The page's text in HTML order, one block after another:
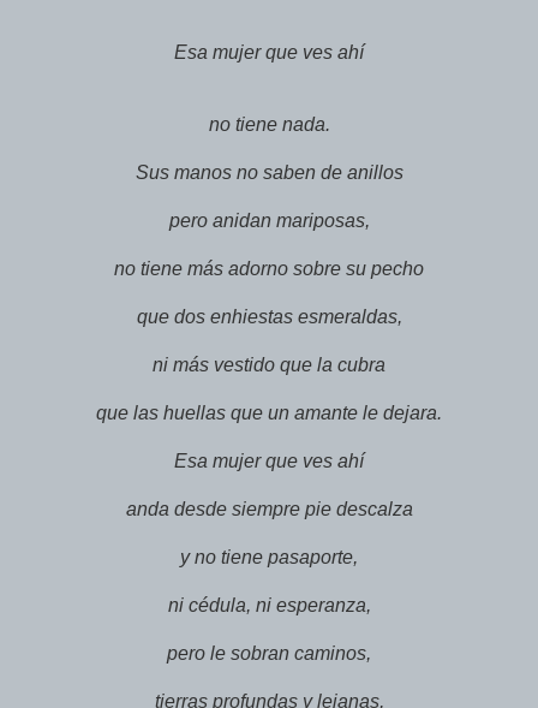
Esa mujer que ves ahí
no tiene nada.
Sus manos no saben de anillos
pero anidan mariposas,
no tiene más adorno sobre su pecho
que dos enhiestas esmeraldas,
ni más vestido que la cubra
que las huellas que un amante le dejara.
Esa mujer que ves ahí
anda desde siempre pie descalza
y no tiene pasaporte,
ni cédula, ni esperanza,
pero le sobran caminos,
tierras profundas y lejanas,